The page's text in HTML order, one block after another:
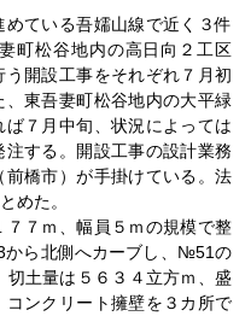
ている吾嬬山線で近く３件
町松谷地内の高日向２工区
開設工事をそれぞれ７月初
東吾妻町松谷地内の大平緑
７月中旬、状況によっては
する。開設工事の設計業務
橋市）が手掛けている。法
めた。
７ｍ、幅員５ｍの規模で整
ら北側へカーブし、№51の
土量は５６３４立方ｍ、盛
ンクリート擁壁を３カ所で